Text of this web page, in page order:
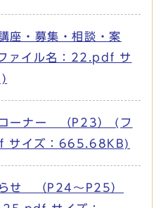
座・募集・相談・案
ァイル名：22.pdf サ
ーナー （P23） (フ
サイズ：665.68KB)
せ （P24～P25）